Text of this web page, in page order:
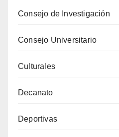
Consejo de Investigación
Consejo Universitario
Culturales
Decanato
Deportivas